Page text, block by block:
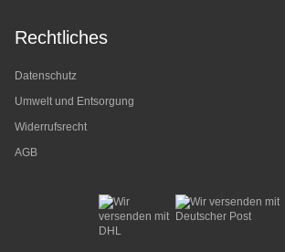
Rechtliches
Datenschutz
Umwelt und Entsorgung
Widerrufsrecht
AGB